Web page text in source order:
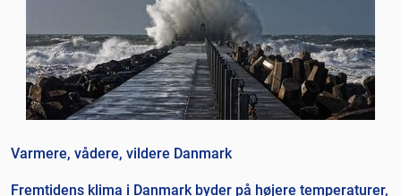
Varmere, vådere, vildere Danmark
Fremtidens klima i Danmark byder på højere temperaturer,